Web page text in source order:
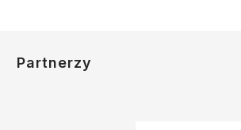
Partnerzy